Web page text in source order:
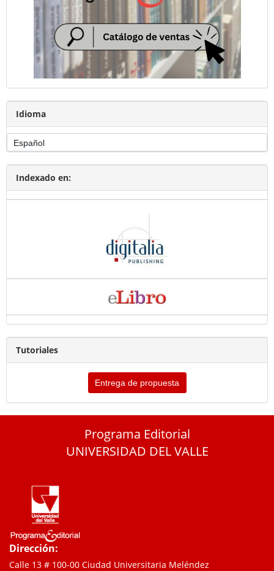
Idioma
Indexado en:
Tutoriales
Entrega de propuesta
Programa Editorial
UNIVERSIDAD DEL VALLE
Dirección:
Calle 13 # 100-00 Ciudad Universitaria Meléndez